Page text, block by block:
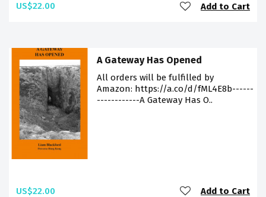
US$22.00 Add to Cart
A Gateway Has Opened
All orders will be fulfilled by
Amazon: https://a.co/d/fML4E8b------
------------A Gateway Has O..
US$22.00 Add to Cart